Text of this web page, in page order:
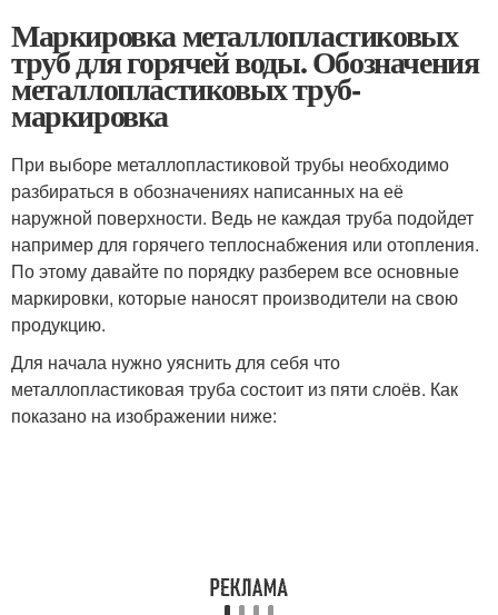
Маркировка металлопластиковых
труб для горячей воды. Обозначения
металлопластиковых труб-
маркировка
При выборе металлопластиковой трубы необходимо
разбираться в обозначениях написанных на её
наружной поверхности. Ведь не каждая труба подойдет
например для горячего теплоснабжения или отопления.
По этому давайте по порядку разберем все основные
маркировки, которые наносят производители на свою
продукцию.
Для начала нужно уяснить для себя что
металлопластиковая труба состоит из пяти слоёв. Как
показано на изображении ниже: